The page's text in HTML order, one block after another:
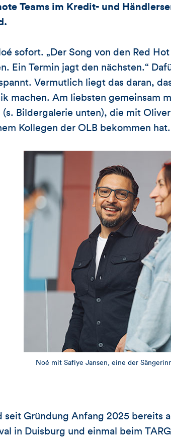
Teams im Kredit- und
sofort. „Der Song von den Red
Ein Termin jagt den nächsten.“
Vermutlich liegt das daran,
machen. Am liebsten gemeinsam
(s. Bildergalerie unten), die mit
Kollegen der OLB bekommen hat.
Noé mit Safiye Jansen, eine der
seit Gründung Anfang 2025 bereits
in Duisburg und einmal beim